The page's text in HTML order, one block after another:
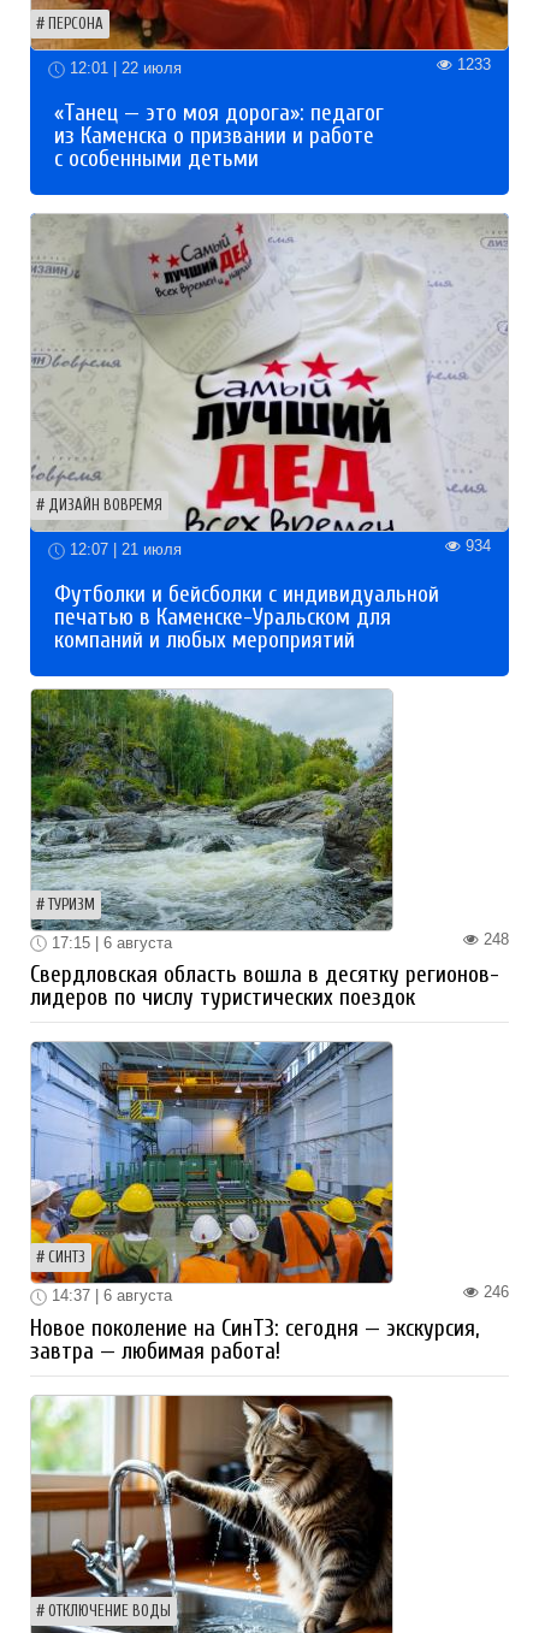
ПЕРСОНА
12:01 | 22 июля 1233
«Танец — это моя дорога»: педагог
из Каменска о призвании и работе
с особенными детьми
ДИЗАЙН ВОВРЕМЯ
12:07 | 21 июля 934
Футболки и бейсболки с индивидуальной
печатью в Каменске-Уральском для
компаний и любых мероприятий
ТУРИЗМ
248
17:15 | 6 августа
Свердловская область вошла в десятку регионов-
лидеров по числу туристических поездок
СИНТЗ
246
14:37 | 6 августа
Новое поколение на СинТЗ: сегодня — экскурсия,
завтра — любимая работа!
ОТКЛЮЧЕНИЕ ВОДЫ